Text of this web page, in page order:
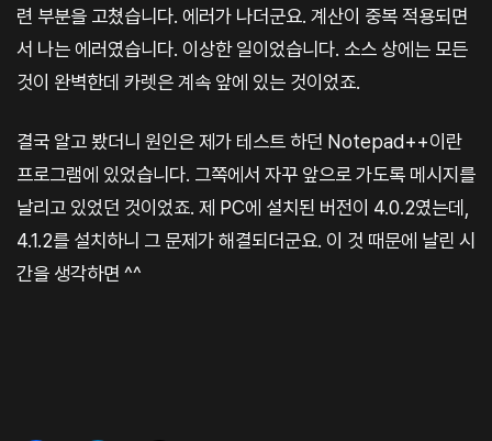
련 부분을 고쳤습니다. 에러가 나더군요. 계산이 중복 적용되면
서 나는 에러였습니다. 이상한 일이었습니다. 소스 상에는 모든
것이 완벽한데 카렛은 계속 앞에 있는 것이었죠.
결국 알고 봤더니 원인은 제가 테스트 하던 Notepad++이란
프로그램에 있었습니다. 그쪽에서 자꾸 앞으로 가도록 메시지를
날리고 있었던 것이었죠. 제 PC에 설치된 버전이 4.0.2였는데,
4.1.2를 설치하니 그 문제가 해결되더군요. 이 것 때문에 날린 시
간을 생각하면 ^^